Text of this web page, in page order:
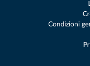
Condizioni